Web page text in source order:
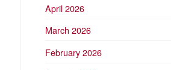
April 2026
March 2026
February 2026